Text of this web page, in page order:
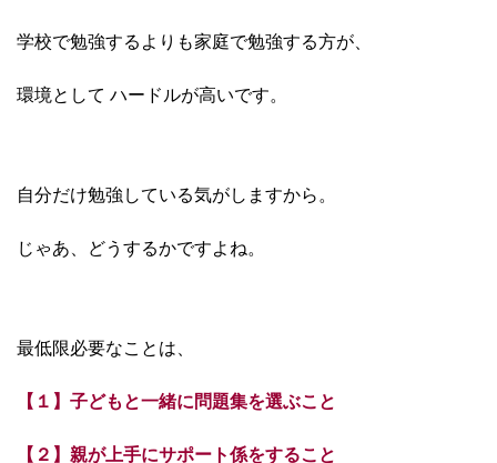
学校で勉強するよりも家庭で勉強する方が、
環境として ハードルが高いです。
自分だけ勉強している気がしますから。
じゃあ、どうするかですよね。
最低限必要なことは、
【１】子どもと一緒に問題集を選ぶこと
【２】親が上手にサポート係をすること